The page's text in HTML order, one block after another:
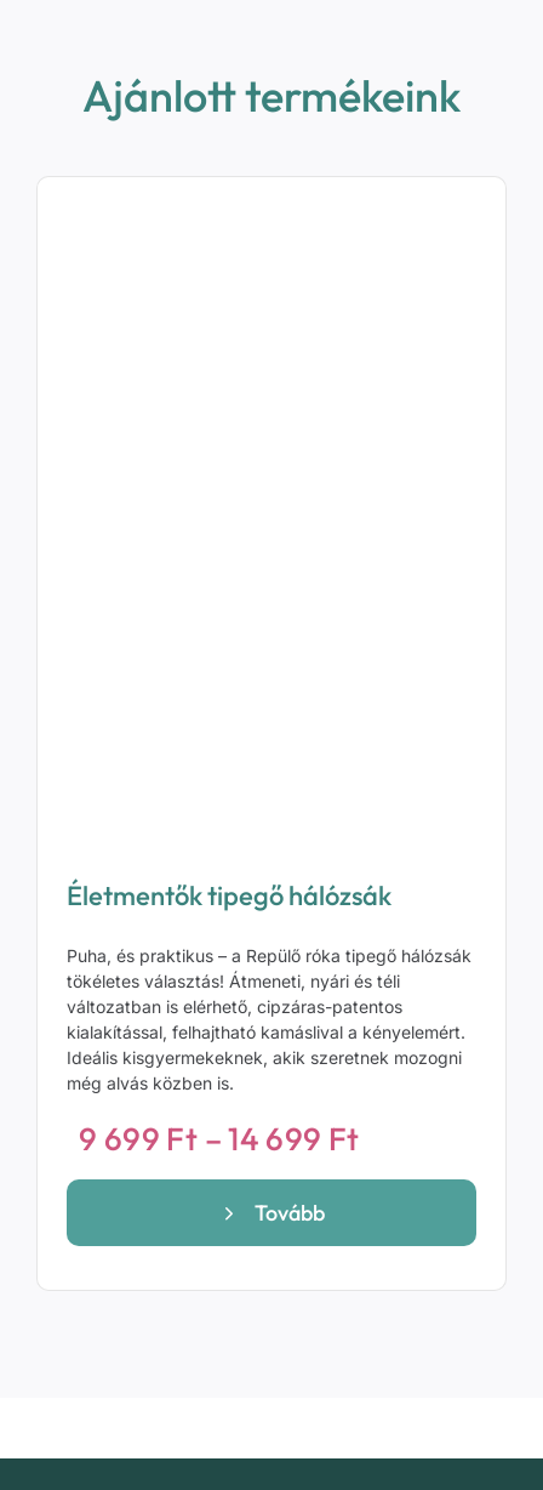
Ajánlott termékeink
Életmentők tipegő hálózsák
Puha, és praktikus – a Repülő róka tipegő hálózsák
tökéletes választás! Átmeneti, nyári és téli
változatban is elérhető, cipzáras-patentos
kialakítással, felhajtható kamáslival a kényelemért.
Ideális kisgyermekeknek, akik szeretnek mozogni
még alvás közben is.
9 699 Ft –14 699 Ft
9
-
14
Tovább